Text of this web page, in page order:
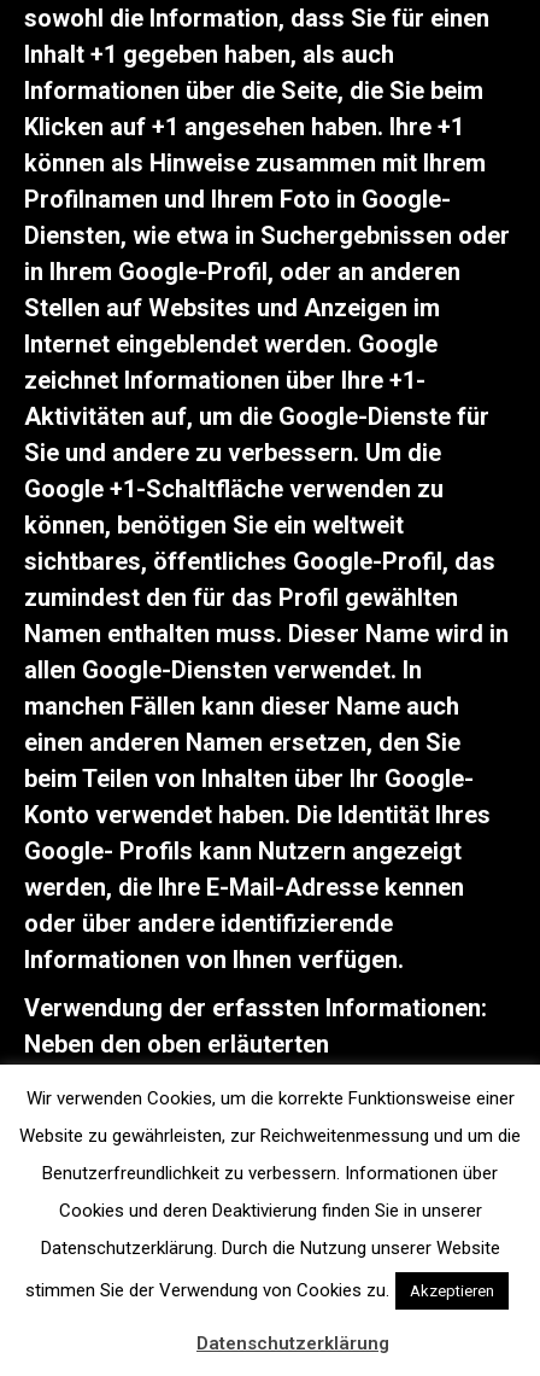
sowohl die Information, dass Sie für einen
Inhalt +1 gegeben haben, als auch
Informationen über die Seite, die Sie beim
Klicken auf +1 angesehen haben. Ihre +1
können als Hinweise zusammen mit Ihrem
Profilnamen und Ihrem Foto in Google-
Diensten, wie etwa in Suchergebnissen oder
in Ihrem Google-Profil, oder an anderen
Stellen auf Websites und Anzeigen im
Internet eingeblendet werden. Google
zeichnet Informationen über Ihre +1-
Aktivitäten auf, um die Google-Dienste für
Sie und andere zu verbessern. Um die
Google +1-Schaltfläche verwenden zu
können, benötigen Sie ein weltweit
sichtbares, öffentliches Google-Profil, das
zumindest den für das Profil gewählten
Namen enthalten muss. Dieser Name wird in
allen Google-Diensten verwendet. In
manchen Fällen kann dieser Name auch
einen anderen Namen ersetzen, den Sie
beim Teilen von Inhalten über Ihr Google-
Konto verwendet haben. Die Identität Ihres
Google- Profils kann Nutzern angezeigt
werden, die Ihre E-Mail-Adresse kennen
oder über andere identifizierende
Informationen von Ihnen verfügen.
Verwendung der erfassten Informationen:
Neben den oben erläuterten
bereitgestellten Informationen gemäß den
geltenden Google-
Datenschutzbestimmungen genutzt. Google
veröffentlicht möglicherweise
zusammengefasste Statistiken über die +1-
Aktivitäten der Nutzer bzw. gibt diese an
Nutzer und Partner weiter, wie etwa
Wir verwenden Cookies, um die korrekte Funktionsweise einer
Website zu gewährleisten, zur Reichweitenmessung und um die
Benutzerfreundlichkeit zu verbessern. Informationen über
Cookies und deren Deaktivierung finden Sie in unserer
Datenschutzerklärung. Durch die Nutzung unserer Website
stimmen Sie der Verwendung von Cookies zu.
Akzeptieren
Datenschutzerklärung